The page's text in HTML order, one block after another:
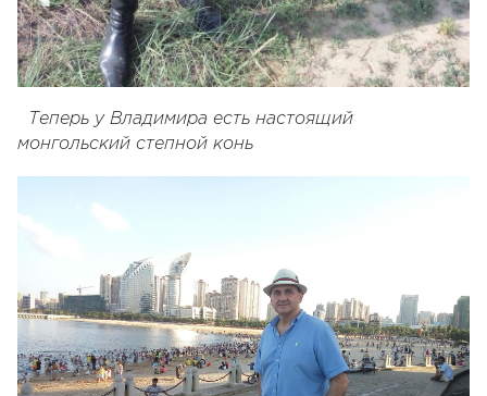
Теперь у Владимира есть настоящий
монгольский степной конь